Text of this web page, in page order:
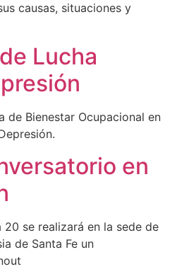
causas, situaciones y
Lucha
de Bienestar Ocupacional en
en
se realizará en la sede de
de Santa Fe un